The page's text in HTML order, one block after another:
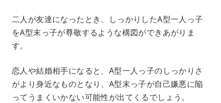
二人が友達になったとき、しっかりしたA型一人っ子
をA型末っ子が尊敬するような構図ができあがりま
す。
恋人や結婚相手になると、A型一人っ子のしっかりさ
がより身近なものとなり、A型末っ子が自己嫌悪に陥
ってうまくいかない可能性が出てくるでしょう。